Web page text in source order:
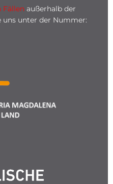
Fällen außerhalb der
uns unter der Nummer: